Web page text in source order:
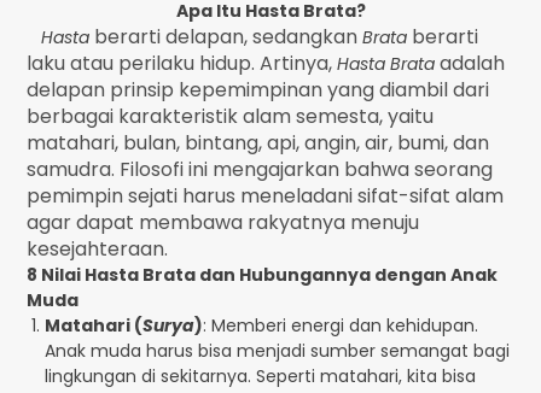
Apa Itu Hasta Brata?
Hasta berarti delapan, sedangkanBrata berarti
laku atau perilaku hidup. Artinya,Hasta Brata adalah
delapan prinsip kepemimpinan yang diambil dari
berbagai karakteristik alam semesta, yaitu
matahari, bulan, bintang, api, angin, air, bumi, dan
samudra. Filosofi ini mengajarkan bahwa seorang
pemimpin sejati harus meneladani sifat-sifat alam
agar dapat membawa rakyatnya menuju
kesejahteraan.
8 Nilai Hasta Brata dan Hubungannya dengan Anak
Muda
Matahari (Surya): Memberi energi dan kehidupan.
Anak muda harus bisa menjadi sumber semangat bagi
lingkungan di sekitarnya. Seperti matahari, kita bisa